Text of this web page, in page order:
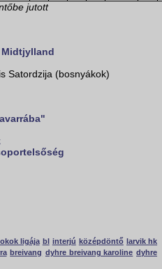
jutott
Midtjylland
Satordzija (bosnyákok)
ligája bl interjú középdöntő larvik hk
breivang dyhre breivang karoline dyhre